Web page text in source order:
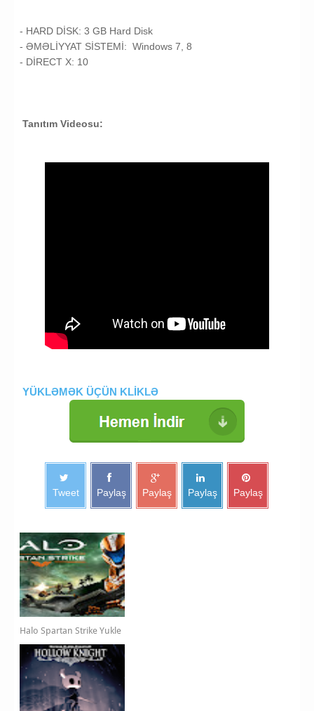
- HARD DİSK: 3 GB Hard Disk
- ƏMƏLİYYAT SİSTEMİ: Windows 7, 8
- DİRECT X: 10
Tanıtım Videosu:
YÜKLƏMƏK ÜÇÜN KLİKLƏ
Tweet Paylaş Paylaş Paylaş Paylaş
Halo Spartan Strike Yukle